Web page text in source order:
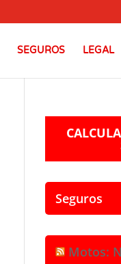
SEGUROS LEGAL
Seguros
Motos: